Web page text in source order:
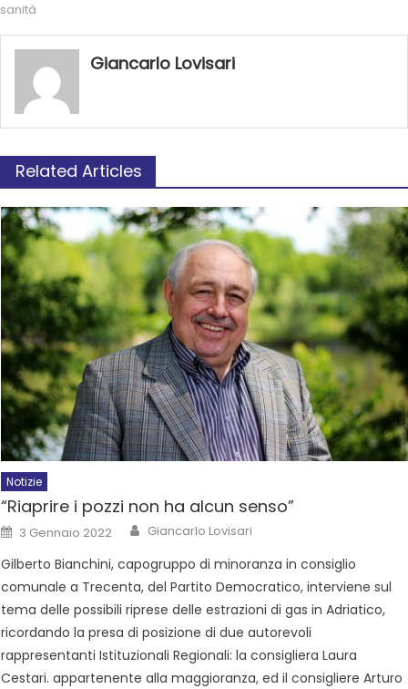
sanità
Giancarlo Lovisari
Related Articles
Notizie
“Riaprire i pozzi non ha alcun senso”
3 Gennaio 2022 Giancarlo Lovisari
Gilberto Bianchini, capogruppo di minoranza in consiglio
comunale a Trecenta, del Partito Democratico, interviene sul
tema delle possibili riprese delle estrazioni di gas in Adriatico,
ricordando la presa di posizione di due autorevoli
rappresentanti Istituzionali Regionali: la consigliera Laura
Cestari. appartenente alla maggioranza, ed il consigliere Arturo